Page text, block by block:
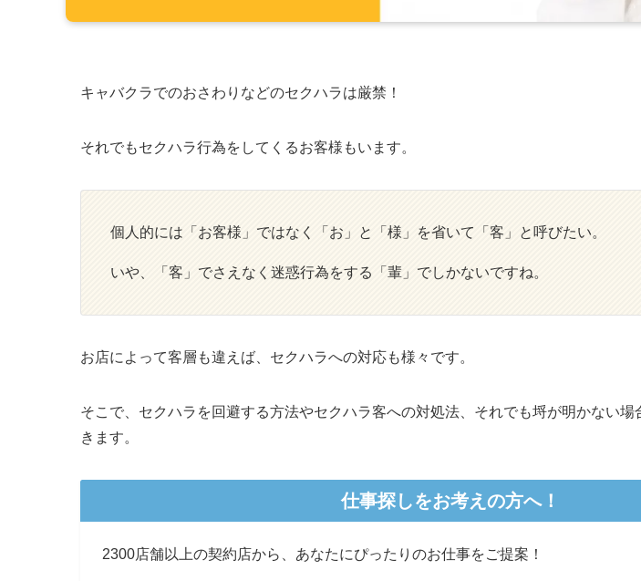
キャバクラでのおさわりなどのセクハラは厳禁！
それでもセクハラ行為をしてくるお客様もいます。
個人的には「お客様」ではなく「お」と「様」を省いて「客」と呼びたい。
いや、「客」でさえなく迷惑行為をする「輩」でしかないですね。
お店によって客層も違えば、セクハラへの対応も様々です。
そこで、セクハラを回避する方法やセクハラ客への対処法、それでも埒が明かない場
きます。
仕事探しをお考えの方へ！
2300店舗以上の契約店から、あなたにぴったりのお仕事をご提案！